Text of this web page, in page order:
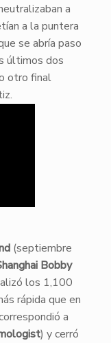
a
a la puntera
se abría paso
últimos dos
otro final
(septiembre
Bobby
los 1,100
rápida que en
a
) y cerró